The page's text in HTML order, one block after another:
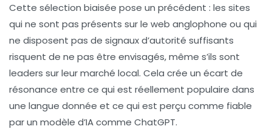
Cette sélection biaisée pose un précédent : les sites
qui ne sont pas présents sur le web anglophone ou qui
ne disposent pas de signaux d’autorité suffisants
risquent de ne pas être envisagés, même s’ils sont
leaders sur leur marché local. Cela crée un écart de
résonance entre ce qui est réellement populaire dans
une langue donnée et ce qui est perçu comme fiable
par un modèle d’IA comme ChatGPT.